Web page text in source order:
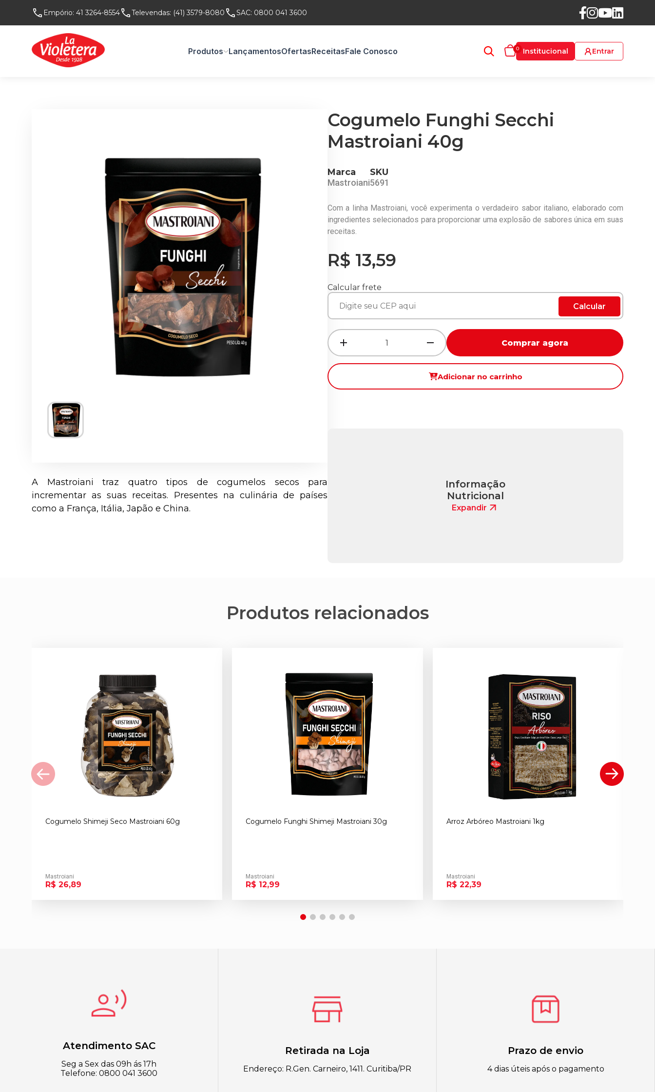
Empório: 41 3264-8554 Televendas: (41) 3579-8080 SAC: 0800 041 3600
Produtos LançamentosOfertasReceitasFale Conosco 0 Institucional Entrar
A Mastroiani traz quatro tipos de cogumelos secos para
incrementar as suas receitas. Presentes na culinária de países
como a França, Itália, Japão e China.
Cogumelo Funghi Secchi
Mastroiani 40g
Marca
Mastroiani
SKU
5691
Com a linha Mastroiani, você experimenta o verdadeiro sabor italiano, elaborado com
ingredientes selecionados para proporcionar uma explosão de sabores única em suas
receitas.
R$ 13,59
Calcular frete
Calcular
Comprar agora
Adicionar no carrinho
Informação
Nutricional
Expandir
Produtos relacionados
Cogumelo Shimeji Seco Mastroiani 60g
Mastroiani
R$ 26,89
Cogumelo Funghi Shimeji Mastroiani 30g
Mastroiani
R$ 12,99
Arroz Arbóreo Mastroiani 1kg
Mastroiani
R$ 22,39
Atendimento SAC
Seg a Sex das 09h ás 17h
Telefone: 0800 041 3600
Retirada na Loja
Endereço: R.Gen. Carneiro, 1411. Curitiba/PR
Prazo de envio
4 dias úteis após o pagamento